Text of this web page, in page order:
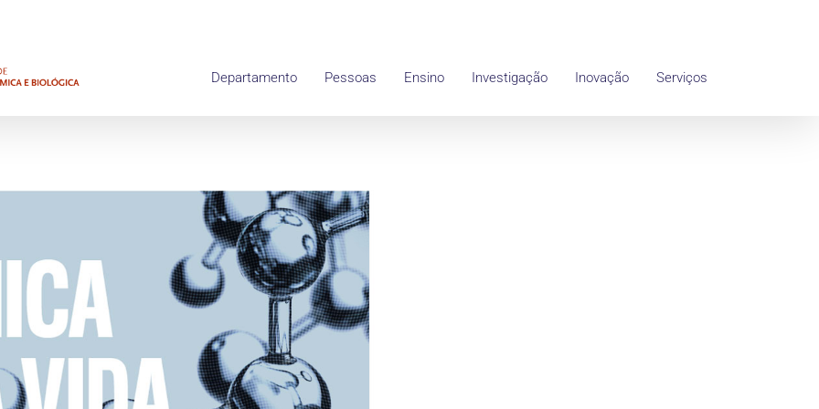
Departamento Pessoas Ensino Investigação Inovação Serviços